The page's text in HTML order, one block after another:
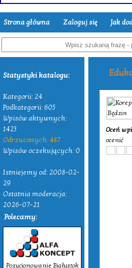
Strona główna Zaloguj się Jak
Statystyki katalogu:
Kategorii: 24
Podkategorii: 605
Wpisów aktywnych:
1423
Odrzuconych: 487
Wpisów oczekujących: 0
Istniejemy od: 2008-02-
29
Ostatnia moderacja:
2026-07-21
Polecamy:
Pozycjonowanie Białystok
Oceń
ocenić